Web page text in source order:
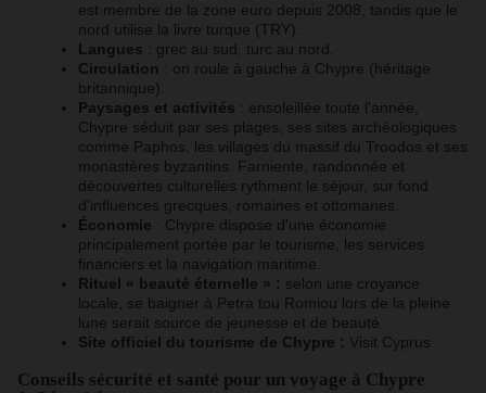
est membre de la zone euro depuis 2008, tandis que le
nord utilise la livre turque (TRY).
Langues : grec au sud, turc au nord.
Circulation
: on roule à gauche à Chypre (héritage
britannique).
Paysages et activités : ensoleillée toute l'année,
Chypre séduit par ses plages, ses sites archéologiques
comme Paphos, les villages du massif du Troodos et ses
monastères byzantins. Farniente, randonnée et
découvertes culturelles rythment le séjour, sur fond
d'influences grecques, romaines et ottomanes.
Économie : Chypre dispose d'une économie
principalement portée par le tourisme, les services
financiers et la navigation maritime.
Rituel « beauté éternelle » : selon une croyance
locale, se baigner à Petra tou Romiou lors de la pleine
lune serait source de jeunesse et de beauté.
Site officiel du tourisme de Chypre : Visit Cyprus
Conseils sécurité et santé pour un voyage à Chypre